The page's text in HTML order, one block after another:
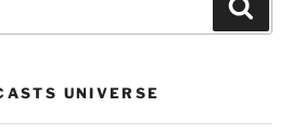
UNIVERSE